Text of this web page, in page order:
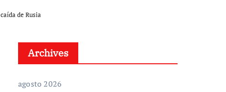
de Rusia
Archives
agosto 2026